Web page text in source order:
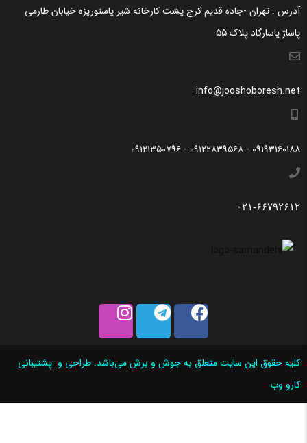
آدرس : تهران -جاده قدیم کرج پشت کارخانه شیر پاستوریزه خیابان طارمی
پاساژ پاسارگاد پلاک ۵۵
info@jooshoboresh.net
۰۹۱۹۳۱۶۰۱۸۸ - ۰۹۱۲۲۸۳۹۵۶۸ - ۰۹۱۲۱۳۵۰۷۹۶
۰۲۱-۶۶۷۹۲۶۱۲
کلیه حقوق این سایت متعلق به جوش و برش می‌باشد. طراحی و پشتیبانی
کارو وب